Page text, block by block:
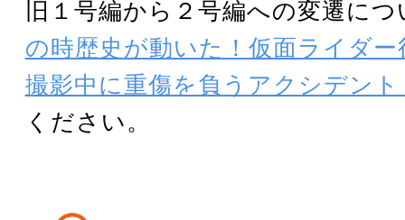
旧１号編から２号編への変遷に
の時歴史が動いた！仮面ライダ
撮影中に重傷を負うアクシデント
ください。